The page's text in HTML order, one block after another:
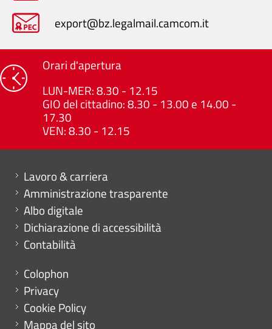
export@bz.legalmail.camcom.it
Orari d'apertura
LUN-MER: 8.30 - 12.15
GIO del cittadino: 8.30 - 13.00 e 14.00 -
17.30
VEN: 8.30 - 12.15
Mini menu di servizio
Lavoro & carriera
Amministrazione trasparente
Albo digitale
Dichiarazione di accessibilità
Contabilità
Menu footer
Colophon
Privacy
Cookie Policy
Mappa del sito